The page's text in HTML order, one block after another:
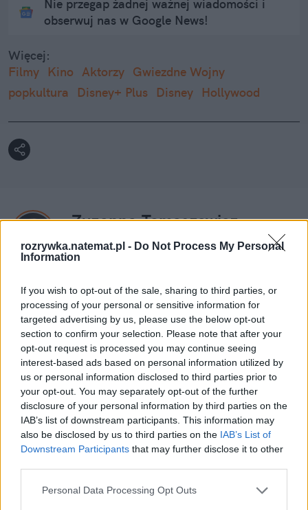
rozrywka.natemat.pl - Do Not Process My Personal
Information
If you wish to opt-out of the sale, sharing to third parties, or
processing of your personal or sensitive information for
targeted advertising by us, please use the below opt-out
section to confirm your selection. Please note that after your
opt-out request is processed you may continue seeing
interest-based ads based on personal information utilized by
us or personal information disclosed to third parties prior to
your opt-out. You may separately opt-out of the further
disclosure of your personal information by third parties on the
IAB’s list of downstream participants. This information may
also be disclosed by us to third parties on the IAB’s List of
Downstream Participants that may further disclose it to other
Personal Data Processing Opt Outs
Nie przegap żadnej ważnej wiadomości i
obserwuj nas w Google News!
Więcej:
Filmy
Kino Aktorzy Gwiezdne Wojny
popkultura
Disney+ Plus Disney Hollywood
Zuzanna Tomaszewicz
Obserwuj
zuzanna.tomaszewicz@natemat.pl
Czytaj więcej